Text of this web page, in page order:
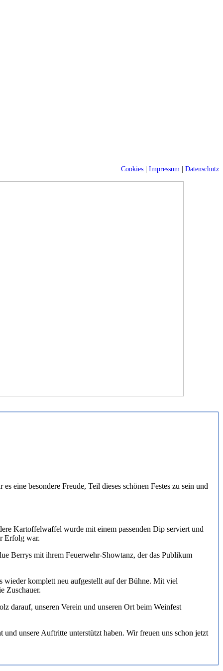
Cookies Impressum Datenschutz
eine besondere Freude, Teil dieses schönen Festes zu sein und
Kartoffelwaffel wurde mit einem passenden Dip serviert und
Erfolg war.
Berrys mit ihrem Feuerwehr-Showtanz, der das Publikum
wieder komplett neu aufgestellt auf der Bühne. Mit viel
Zuschauer.
darauf, unseren Verein und unseren Ort beim Weinfest
unsere Auftritte unterstützt haben. Wir freuen uns schon jetzt